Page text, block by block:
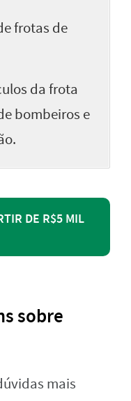
frotas de
da frota
bombeiros e
DE R$5 MIL
sobre
mais